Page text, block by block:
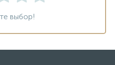
выбор!